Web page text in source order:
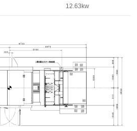
12.63kw